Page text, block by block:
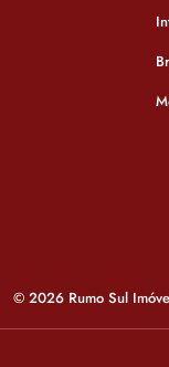
© 2026 Rumo Sul